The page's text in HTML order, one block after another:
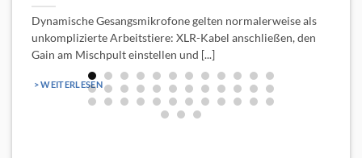
Dynamische Gesangsmikrofone gelten normalerweise als
unkomplizierte Arbeitstiere: XLR-Kabel anschließen, den
Gain am Mischpult einstellen und [...]
> WEITERLESEN